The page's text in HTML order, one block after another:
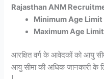
Rajasthan ANM
Minimum Age Limit
Maximum Age
आरक्षित वर्ग के आवेदकों को आयु
आयु सीमा की अधिक जानकारी